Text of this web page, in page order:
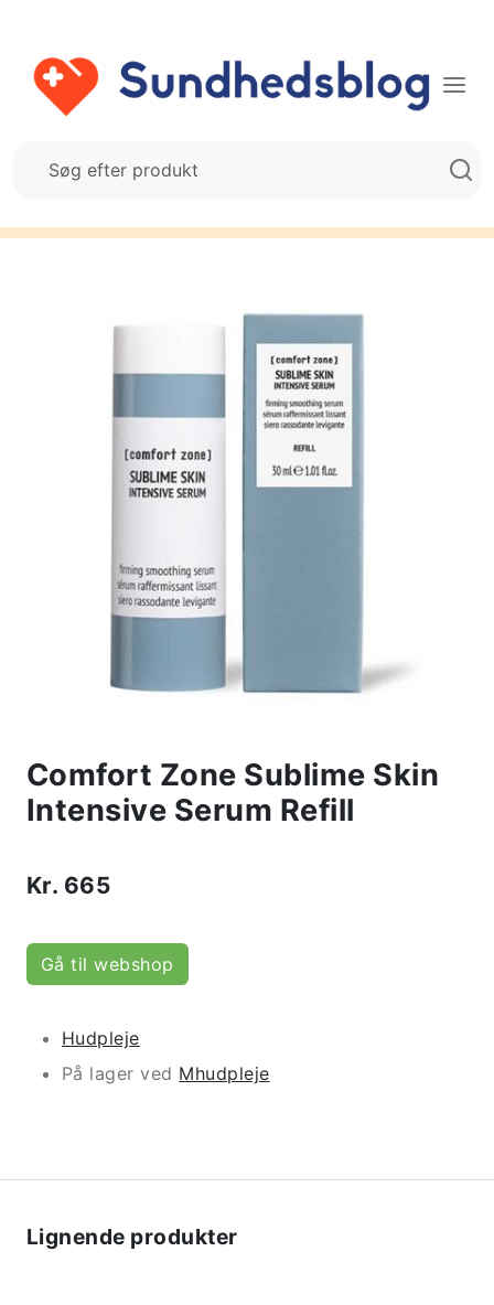
Comfort Zone Sublime Skin
Intensive Serum Refill
Kr. 665
Gå til webshop
Hudpleje
På lager ved Mhudpleje
Lignende produkter